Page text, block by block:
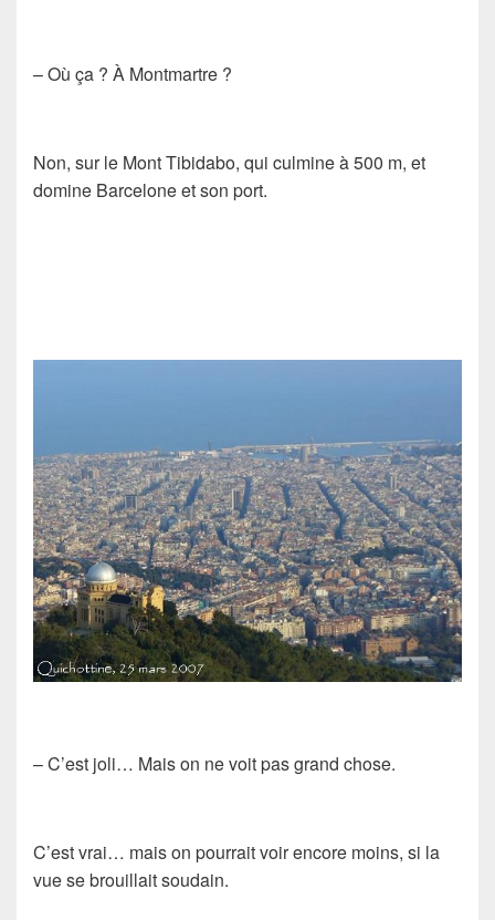
– Où ça ? À Montmartre ?
Non, sur le Mont Tibidabo, qui culmine à 500 m, et
domine Barcelone et son port.
– C’est joli… Mais on ne voit pas grand chose.
C’est vrai… mais on pourrait voir encore moins, si la
vue se brouillait soudain.